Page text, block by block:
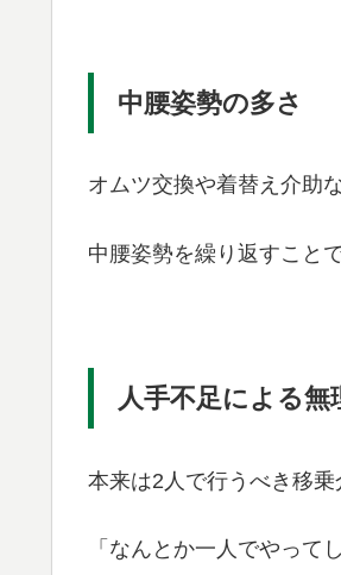
中腰姿勢の多さ
オムツ交換や着替え介助
中腰姿勢を繰り返すこと
人手不足による無
本来は2人で行うべき移乗
「なんとか一人でやって